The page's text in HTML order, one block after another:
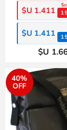
$U 1.411
$U 1.411
$U
40%
OFF